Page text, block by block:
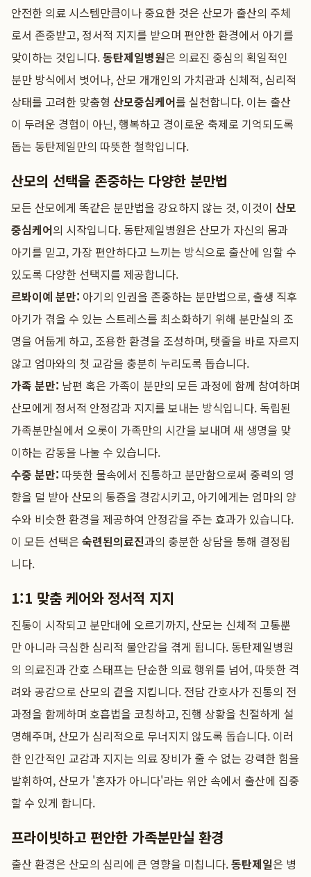
안전한 의료 시스템만큼이나 중요한 것은 산모가 출산의 주체
로서 존중받고, 정서적 지지를 받으며 편안한 환경에서 아기를
맞이하는 것입니다.동탄제일병원은 의료진 중심의 획일적인
분만 방식에서 벗어나, 산모 개개인의 가치관과 신체적, 심리적
상태를 고려한 맞춤형 산모중심케어를 실천합니다. 이는 출산
이 두려운 경험이 아닌, 행복하고 경이로운 축제로 기억되도록
돕는 동탄제일만의 따뜻한 철학입니다.
산모의 선택을 존중하는 다양한 분만법
모든 산모에게 똑같은 분만법을 강요하지 않는 것, 이것이 산모
중심케어의 시작입니다. 동탄제일병원은 산모가 자신의 몸과
아기를 믿고, 가장 편안하다고 느끼는 방식으로 출산에 임할 수
있도록 다양한 선택지를 제공합니다.
르봐이예 분만: 아기의 인권을 존중하는 분만법으로, 출생 직후
아기가 겪을 수 있는 스트레스를 최소화하기 위해 분만실의 조
명을 어둡게 하고, 조용한 환경을 조성하며, 탯줄을 바로 자르지
않고 엄마와의 첫 교감을 충분히 누리도록 돕습니다.
가족 분만: 남편 혹은 가족이 분만의 모든 과정에 함께 참여하며
산모에게 정서적 안정감과 지지를 보내는 방식입니다. 독립된
가족분만실에서 오롯이 가족만의 시간을 보내며 새 생명을 맞
이하는 감동을 나눌 수 있습니다.
수중 분만: 따뜻한 물속에서 진통하고 분만함으로써 중력의 영
향을 덜 받아 산모의 통증을 경감시키고, 아기에게는 엄마의 양
수와 비슷한 환경을 제공하여 안정감을 주는 효과가 있습니다.
이 모든 선택은 숙련된의료진과의 충분한 상담을 통해 결정됩
니다.
1:1 맞춤 케어와 정서적 지지
진통이 시작되고 분만대에 오르기까지, 산모는 신체적 고통뿐
만 아니라 극심한 심리적 불안감을 겪게 됩니다. 동탄제일병원
의 의료진과 간호 스태프는 단순한 의료 행위를 넘어, 따뜻한 격
려와 공감으로 산모의 곁을 지킵니다. 전담 간호사가 진통의 전
과정을 함께하며 호흡법을 코칭하고, 진행 상황을 친절하게 설
명해주며, 산모가 심리적으로 무너지지 않도록 돕습니다. 이러
한 인간적인 교감과 지지는 의료 장비가 줄 수 없는 강력한 힘을
발휘하여, 산모가 '혼자가 아니다'라는 위안 속에서 출산에 집중
할 수 있게 합니다.
프라이빗하고 편안한 가족분만실 환경
출산 환경은 산모의 심리에 큰 영향을 미칩니다.동탄제일은 병